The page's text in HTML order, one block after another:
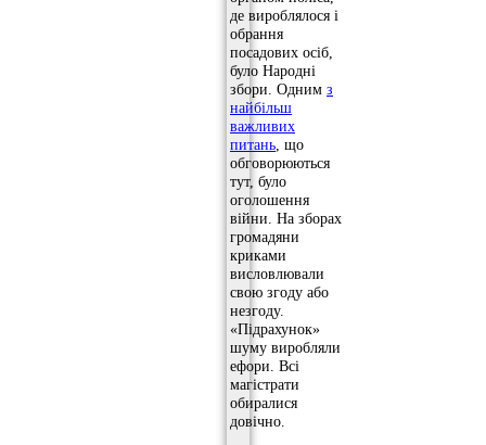
де вироблялося і
обрання
посадових осіб,
було Народні
збори. Одним з
найбільш
важливих
питань , що
обговорюються
тут, було
оголошення
війни. На зборах
громадяни
криками
висловлювали
свою згоду або
незгоду.
«Підрахунок»
шуму виробляли
ефори. Всі
магістрати
обиралися
довічно.